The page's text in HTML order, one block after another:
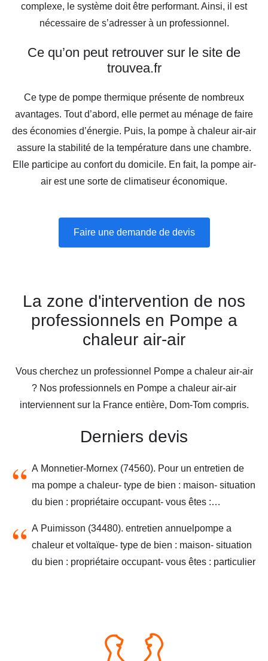
complexe, le système doit être performant. Ainsi, il est
nécessaire de s’adresser à un professionnel.
Ce qu’on peut retrouver sur le site de
trouvea.fr
Ce type de pompe thermique présente de nombreux
avantages. Tout d’abord, elle permet au ménage de faire
des économies d’énergie. Puis, la pompe à chaleur air-air
assure la stabilité de la température dans une chambre.
Elle participe au confort du domicile. En fait, la pompe air-
air est une sorte de climatiseur économique.
Faire une demande de devis
La zone d'intervention de nos
professionnels en Pompe a
chaleur air-air
Vous cherchez un professionnel Pompe a chaleur air-air
? Nos professionnels en Pompe a chaleur air-air
interviennent sur la France entière, Dom-Tom compris.
Derniers devis
A Monnetier-Mornex (74560). Pour un entretien de
ma pompe a chaleur- type de bien : maison- situation
du bien : propriétaire occupant- vous êtes :
A Puimisson (34480). entretien annuelpompe a
chaleur et voltaïque- type de bien : maison- situation
du bien : propriétaire occupant- vous êtes : particulier